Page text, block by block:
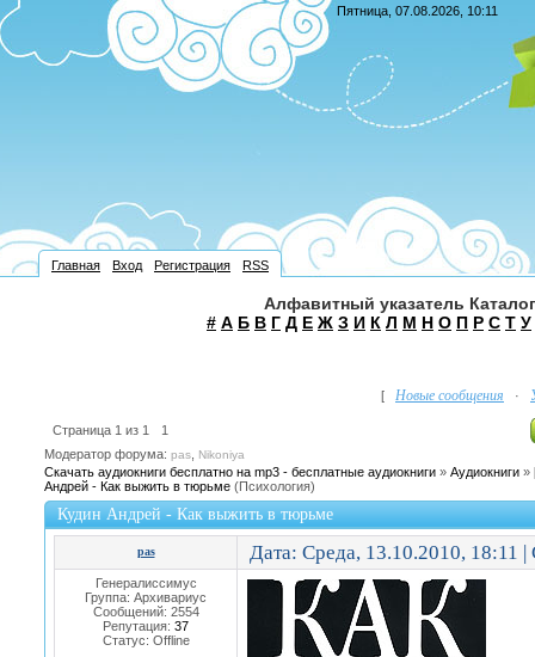
Пятница, 07.08.2026, 10:11
Главная Вход Регистрация RSS
Алфавитный указатель
# А Б В Г Д Е Ж З И К Л М Н О П Р С Т У
[ Новые сообщения ·
Страница 1 из 1
1
Модератор форума: pas Nikoniya
Скачать аудиокниги бесплатно на mp3 - бесплатные аудиокниги » Аудиокниги »
Андрей - Как выжить в тюрьме (Психология)
Кудин Андрей - Как выжить в тюрьме
pas Дата: Среда, 13.10.2010, 18:11
Генералиссимус
Группа: Архивариус
Сообщений: 2554
Репутация: 37
Статус: Offline